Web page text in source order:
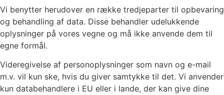
Vi benytter herudover en række tredjeparter til opbevaring
og behandling af data. Disse behandler udelukkende
oplysninger på vores vegne og må ikke anvende dem til
egne formål.
Videregivelse af personoplysninger som navn og e-mail
m.v. vil kun ske, hvis du giver samtykke til det. Vi anvender
kun databehandlere i EU eller i lande, der kan give dine